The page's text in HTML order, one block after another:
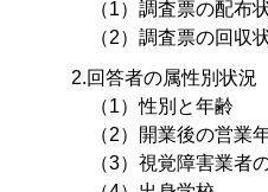
（1）調査票の配布
（2）調査票の回収
2.回答者の属性別状況
（1）性別と年齢
（2）開業後の営業
（3）視覚障害業者